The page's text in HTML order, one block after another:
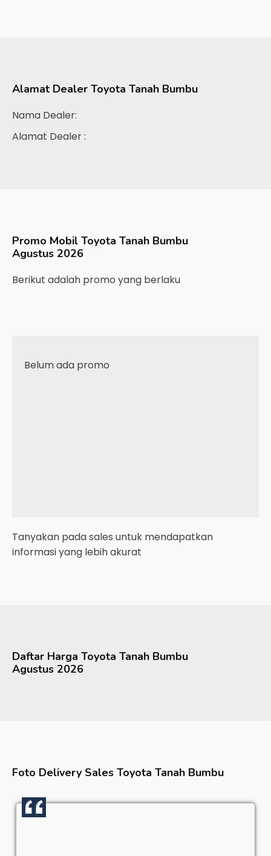
Alamat Dealer Toyota Tanah Bumbu
Nama Dealer:
Alamat Dealer :
Promo Mobil Toyota Tanah Bumbu
Agustus 2026
Berikut adalah promo yang berlaku
Belum ada promo
Tanyakan pada sales untuk mendapatkan
informasi yang lebih akurat
Daftar Harga Toyota Tanah Bumbu
Agustus 2026
Foto Delivery Sales Toyota Tanah Bumbu